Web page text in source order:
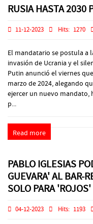
RUSIA HASTA 2030
11-12-2023 Hits: 1270
El mandatario se postula a
invasión de Ucrania y el
Putin anunció el viernes
marzo de 2024, alegando
ejercer un nuevo mandato,
p...
Read more
PABLO IGLESIAS
GUEVARA' AL BAR-
SOLO PARA 'ROJOS'
04-12-2023 Hits: 1193